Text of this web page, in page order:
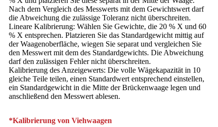
Nach dem Vergleich des Messwerts mit dem Gewichtswert darf
die Abweichung die zulässige Toleranz nicht überschreiten.
Lineare Kalibrierung: Wählen Sie Gewichte, die 20 % X und 60
% X entsprechen. Platzieren Sie das Standardgewicht mittig auf
der Waagenoberfläche, wiegen Sie separat und vergleichen Sie
den Messwert mit dem des Standardgewichts. Die Abweichung
darf den zulässigen Fehler nicht überschreiten.
Kalibrierung des Anzeigewerts: Die volle Wägekapazität in 10
gleiche Teile teilen, einen Standardwert entsprechend einstellen,
ein Standardgewicht in die Mitte der Brückenwaage legen und
anschließend den Messwert ablesen.
*Kalibrierung von Viehwaagen